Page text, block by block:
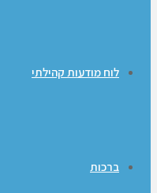
לוח מודעות קהילתי
ברכות